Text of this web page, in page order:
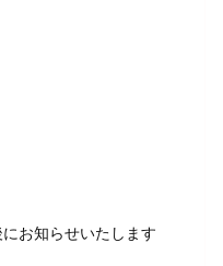
お知らせいたします